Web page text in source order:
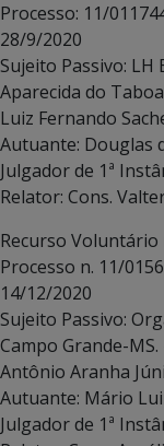
Processo: 11/
28/9/2020
Sujeito Passivo: LH
Aparecida do
Luiz Fernando
Autuante: Douglas
Julgador de 1ª
Relator: Cons.
Recurso Voluntário
Processo n. 11/
14/12/2020
Sujeito Passivo:
Campo Grande-MS.
Antônio Aranha
Autuante: Mário
Julgador de 1ª